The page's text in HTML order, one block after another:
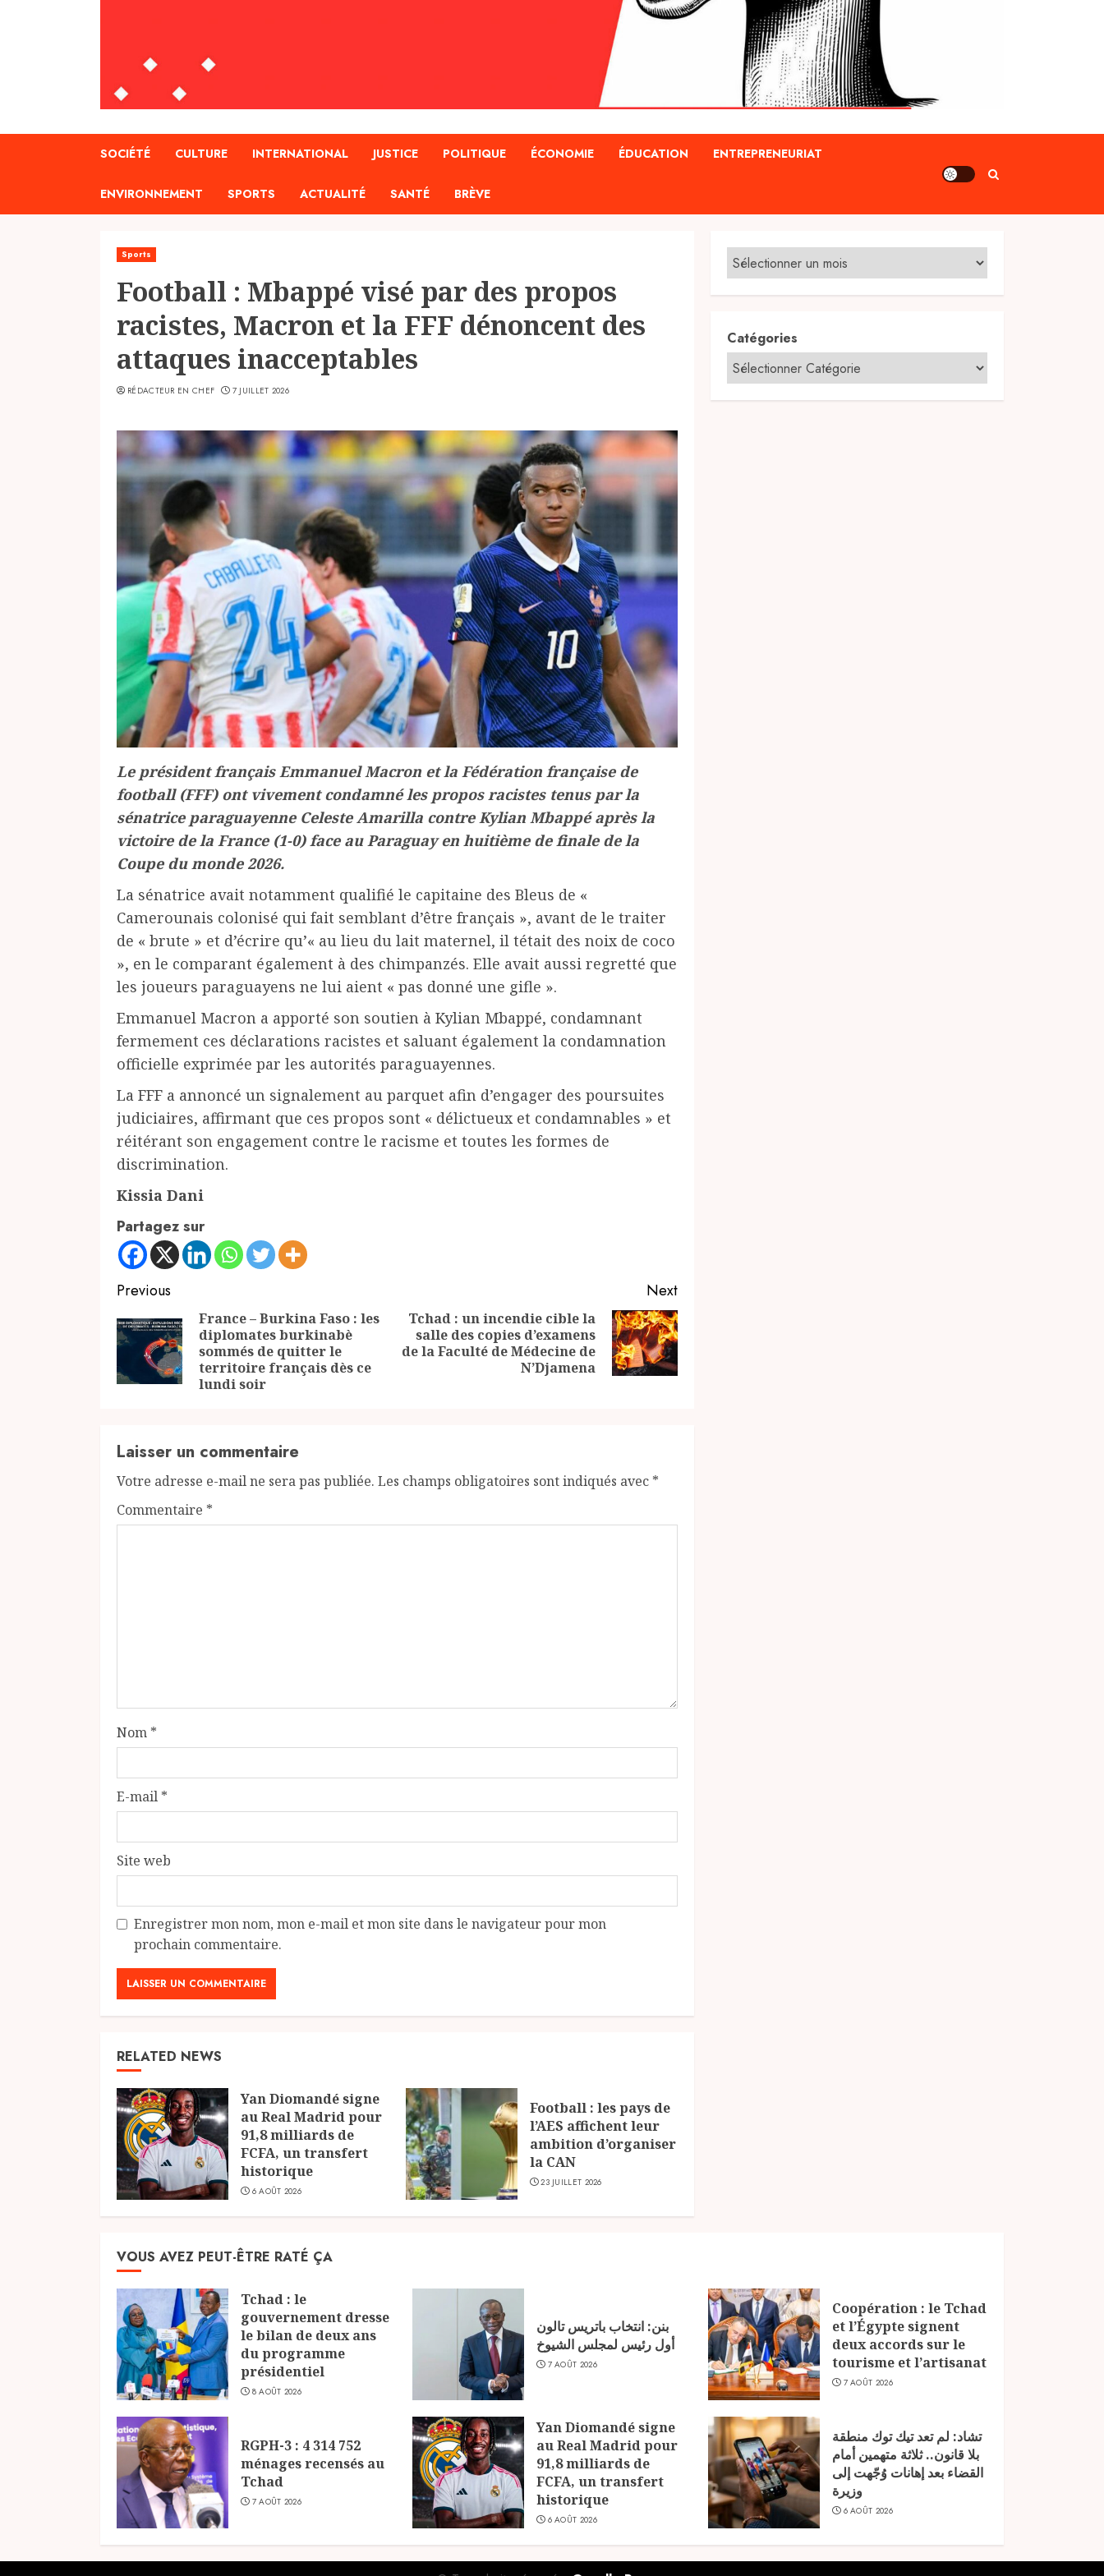
SOCIÉTÉ CULTURE INTERNATIONAL JUSTICE POLITIQUE ÉCONOMIE ÉDUCATION ENTREPRENEURIAT
ENVIRONNEMENT SPORTS ACTUALITÉ SANTÉ BRÈVE
Sports
Football : Mbappé visé par des propos
racistes, Macron et la FFF dénoncent des
attaques inacceptables
RÉDACTEUR EN CHEF 7 JUILLET 2026
Le président français Emmanuel Macron et la Fédération française de
football (FFF) ont vivement condamné les propos racistes tenus par la
sénatrice paraguayenne Celeste Amarilla contre Kylian Mbappé après la
victoire de la France (1-0) face au Paraguay en huitième de finale de la
Coupe du monde 2026.
La sénatrice avait notamment qualifié le capitaine des Bleus de «
Camerounais colonisé qui fait semblant d’être français », avant de le traiter
de « brute » et d’écrire qu’« au lieu du lait maternel, il tétait des noix de coco
», en le comparant également à des chimpanzés. Elle avait aussi regretté que
les joueurs paraguayens ne lui aient « pas donné une gifle ».
Emmanuel Macron a apporté son soutien à Kylian Mbappé, condamnant
fermement ces déclarations racistes et saluant également la condamnation
officielle exprimée par les autorités paraguayennes.
La FFF a annoncé un signalement au parquet afin d’engager des poursuites
judiciaires, affirmant que ces propos sont « délictueux et condamnables » et
réitérant son engagement contre le racisme et toutes les formes de
discrimination.
Kissia Dani
Partagez sur
Continue
Reading
Previous
Previous
France – Burkina Faso : les
diplomates burkinabè
sommés de quitter le
territoire français dès ce
lundi soir
Next
Next
post:
Tchad : un incendie cible la
salle des copies d’examens
de la Faculté de Médecine de
N’Djamena
Laisser un commentaire
Votre adresse e-mail ne sera pas publiée. Les champs obligatoires sont indiqués avec *
Commentaire *
Nom *
E-mail *
Site web
Enregistrer mon nom, mon e-mail et mon site dans le navigateur pour mon
prochain commentaire.
RELATED NEWS
Yan Diomandé signe
au Real Madrid pour
91,8 milliards de
FCFA, un transfert
historique
6 AOÛT 2026
Football : les pays de
l’AES affichent leur
ambition d’organiser
la CAN
23 JUILLET 2026
Catégories
VOUS AVEZ PEUT-ÊTRE RATÉ ÇA
Tchad : le
gouvernement dresse
le bilan de deux ans
du programme
présidentiel
8 AOÛT 2026
بنن: انتخاب باتريس تالون
أول رئيس لمجلس الشيوخ
7 AOÛT 2026
Coopération : le Tchad
et l’Égypte signent
deux accords sur le
tourisme et l’artisanat
7 AOÛT 2026
RGPH-3 : 4 314 752
ménages recensés au
Tchad
7 AOÛT 2026
Yan Diomandé signe
au Real Madrid pour
91,8 milliards de
FCFA, un transfert
historique
6 AOÛT 2026
تشاد: لم تعد تيك توك منطقة
بلا قانون.. ثلاثة متهمين أمام
القضاء بعد إهانات وُجّهت إلى
وزيرة
6 AOÛT 2026